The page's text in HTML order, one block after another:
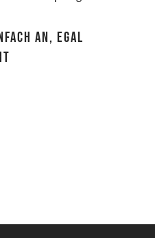
AN, EGAL